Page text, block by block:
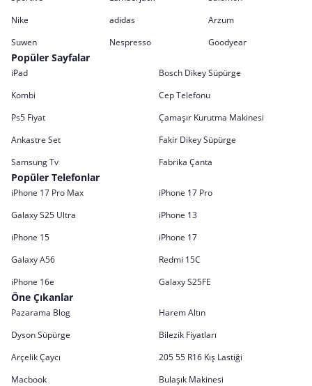
Nike
adidas
Arzum
Suwen
Nespresso Goodyear
Popüler Sayfalar
iPad
Bosch Dikey Süpürge
Kombi
Cep Telefonu
Ps5 Fiyat
Çamaşır Kurutma Makinesi
Ankastre Set
Fakir Dikey Süpürge
Samsung Tv
Fabrika Çanta
Popüler Telefonlar
iPhone 17 Pro Max
iPhone 17 Pro
Galaxy S25 Ultra
iPhone 13
iPhone 15
iPhone 17
Galaxy A56
Redmi 15C
iPhone 16e
Galaxy S25FE
Öne Çıkanlar
Pazarama Blog
Harem Altın
Dyson Süpürge
Bilezik Fiyatları
Arçelik Çaycı
205 55 R16 Kış Lastiği
Macbook
Bulaşık Makinesi